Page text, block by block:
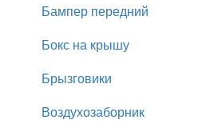
Бампер передний
Бокс на крышу
Брызговики
Воздухозаборник